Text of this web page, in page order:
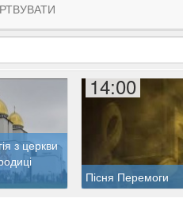
з церкви
14:00
Пісня Перемоги